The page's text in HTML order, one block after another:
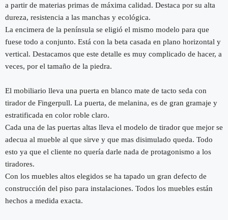
a partir de materias primas de máxima calidad. Destaca por su alta
dureza, resistencia a las manchas y ecológica.
La encimera de la península se eligió el mismo modelo para que
fuese todo a conjunto. Está con la beta casada en plano horizontal y
vertical. Destacamos que este detalle es muy complicado de hacer, a
veces, por el tamaño de la piedra.
El mobiliario lleva una puerta en blanco mate de tacto seda con
tirador de Fingerpull. La puerta, de melanina, es de gran gramaje y
estratificada en color roble claro.
Cada una de las puertas altas lleva el modelo de tirador que mejor se
adecua al mueble al que sirve y que mas disimulado queda. Todo
esto ya que el cliente no quería darle nada de protagonismo a los
tiradores.
Con los muebles altos elegidos se ha tapado un gran defecto de
construcción del piso para instalaciones. Todos los muebles están
hechos a medida exacta.